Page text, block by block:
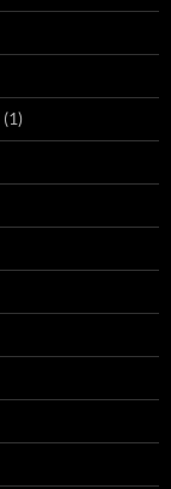
(1)